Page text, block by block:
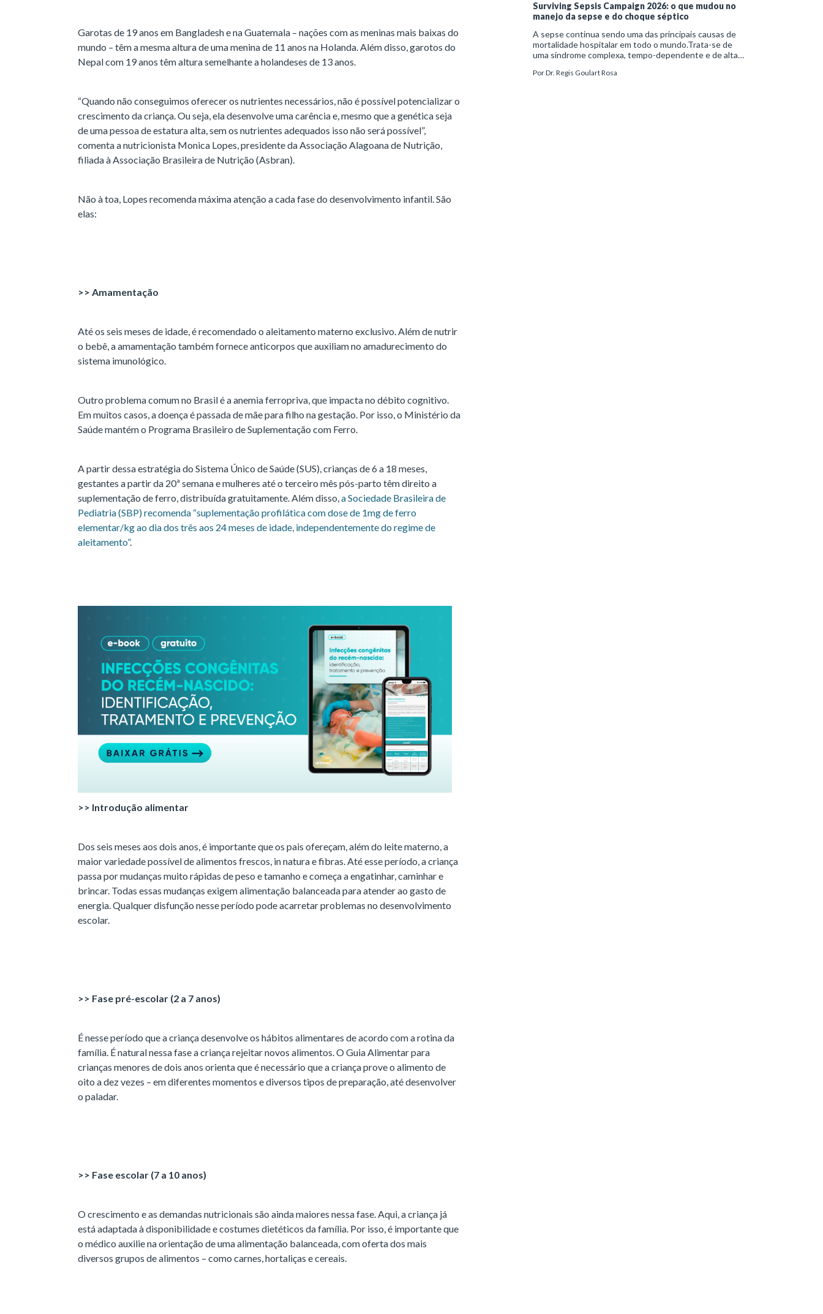
Garotas de 19 anos em Bangladesh e na Guatemala – nações com as meninas mais baixas do
mundo – têm a mesma altura de uma menina de 11 anos na Holanda. Além disso, garotos do
Nepal com 19 anos têm altura semelhante a holandeses de 13 anos.
“Quando não conseguimos oferecer os nutrientes necessários, não é possível potencializar o
crescimento da criança. Ou seja, ela desenvolve uma carência e, mesmo que a genética seja
de uma pessoa de estatura alta, sem os nutrientes adequados isso não será possível”,
comenta a nutricionista Monica Lopes, presidente da Associação Alagoana de Nutrição,
filiada à Associação Brasileira de Nutrição (Asbran).
Não à toa, Lopes recomenda máxima atenção a cada fase do desenvolvimento infantil. São
elas:
>> Amamentação
Até os seis meses de idade, é recomendado o aleitamento materno exclusivo. Além de nutrir
o bebê, a amamentação também fornece anticorpos que auxiliam no amadurecimento do
sistema imunológico.
Outro problema comum no Brasil é a anemia ferropriva, que impacta no débito cognitivo.
Em muitos casos, a doença é passada de mãe para filho na gestação. Por isso, o Ministério da
Saúde mantém o Programa Brasileiro de Suplementação com Ferro.
A partir dessa estratégia do Sistema Único de Saúde (SUS), crianças de 6 a 18 meses,
gestantes a partir da 20ª semana e mulheres até o terceiro mês pós-parto têm direito a
suplementação de ferro, distribuída gratuitamente. Além disso,a Sociedade Brasileira de
Pediatria (SBP) recomenda “suplementação profilática com dose de 1mg de ferro
elementar/kg ao dia dos três aos 24 meses de idade, independentemente do regime de
aleitamento”.
>> Introdução alimentar
Dos seis meses aos dois anos, é importante que os pais ofereçam, além do leite materno, a
maior variedade possível de alimentos frescos, in natura e fibras. Até esse período, a criança
passa por mudanças muito rápidas de peso e tamanho e começa a engatinhar, caminhar e
brincar. Todas essas mudanças exigem alimentação balanceada para atender ao gasto de
energia. Qualquer disfunção nesse período pode acarretar problemas no desenvolvimento
escolar.
>> Fase pré-escolar (2 a 7 anos)
É nesse período que a criança desenvolve os hábitos alimentares de acordo com a rotina da
família. É natural nessa fase a criança rejeitar novos alimentos. O Guia Alimentar para
crianças menores de dois anos orienta que é necessário que a criança prove o alimento de
oito a dez vezes – em diferentes momentos e diversos tipos de preparação, até desenvolver
o paladar.
>> Fase escolar (7 a 10 anos)
O crescimento e as demandas nutricionais são ainda maiores nessa fase. Aqui, a criança já
está adaptada à disponibilidade e costumes dietéticos da família. Por isso, é importante que
o médico auxilie na orientação de uma alimentação balanceada, com oferta dos mais
diversos grupos de alimentos – como carnes, hortaliças e cereais.
Surviving Sepsis Campaign 2026: o que mudou no
manejo da sepse e do choque séptico
A sepse continua sendo uma das principais causas de
mortalidade hospitalar em todo o mundo.Trata-se de
uma síndrome complexa, tempo-dependente e de alta
manejo estruturado são determinantes para o desfe
PorDr. Regis Goulart Rosa